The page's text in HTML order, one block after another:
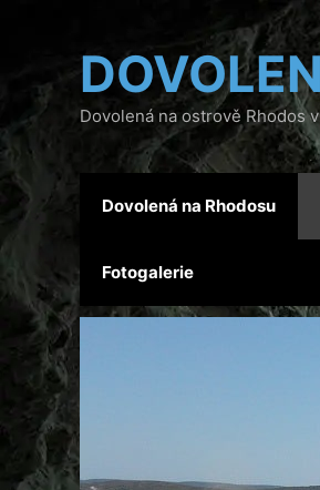
Dovolená na ostrově Rhodos
Dovolená na Rhodosu
Fotogalerie